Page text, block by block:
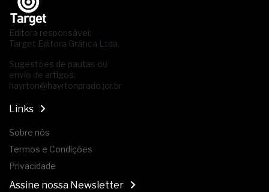
Editora responsável:
Target Editora Gráfica Ltda.
Sugestões de pautas ou
envio de artigos:
hayrton@hayrtonprado.jor.br
Links
Sobre nós
Termos e Condições
Privacidade
Assine nossa Newsletter